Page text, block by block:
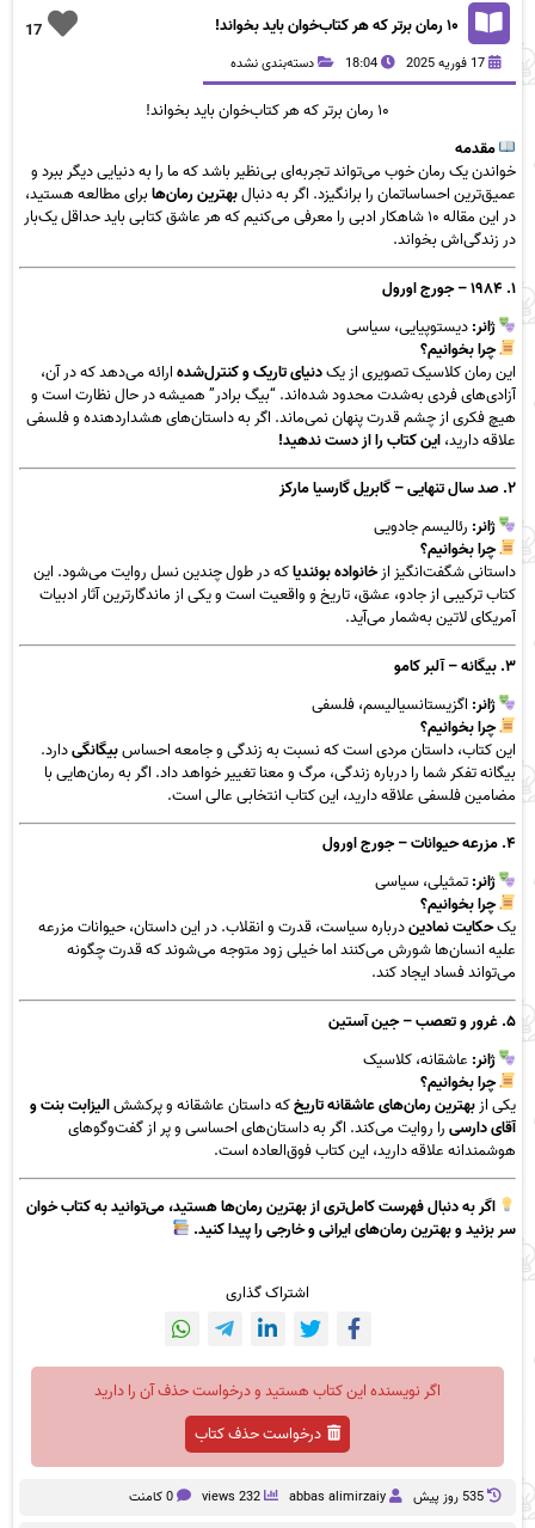
17 ۱۰ رمان برتر که هر کتاب‌خوان باید بخواند!
17 فوریه 2025 18:04 دسته‌بندی نشده
۱۰ رمان برتر که هر کتاب‌خوانباید بخواند!
مقدمه
خواندن یک رمان خوب می‌تواند تجربه‌ای بی‌نظیر باشد که ما را به دنیایی دیگر ببرد و
عمیق‌ترین احساساتمان را برانگیزد. اگر به دنبالبهترین رمان‌هابرای مطالعه هستید،
در این مقاله ۱۰ شاهکار ادبی را معرفی می‌کنیم که هر عاشق کتابی باید حداقل یک‌بار
در زندگی‌اش بخواند.
۱. ۱۹۸۴ – جورج اورول
ژانر:دیستوپیایی، سیاسی
چرا بخوانیم؟
این رمان کلاسیک تصویری از یکدنیای تاریک و کنترل‌شدهارائه می‌دهد که در آن،
آزادی‌های فردی به‌شدت محدود شده‌اند. “بیگ برادر” همیشه در حال نظارت است و
هیچ فکری از چشم قدرت پنهان نمی‌ماند. اگر به داستان‌های هشداردهنده و فلسفی
علاقه دارید،این کتاب را از دست ندهید!
۲. صد سال تنهایی – گابریل گارسیا مارکز
ژانر: رئالیسم جادویی
چرا بخوانیم؟
داستانی شگفت‌انگیز ازخانواده بوئندیاکه در طول چندین نسل روایت می‌شود. این
کتاب ترکیبی از جادو، عشق، تاریخ و واقعیت است و یکی از ماندگارترین آثار ادبیات
آمریکای لاتین به‌شمار می‌آید.
۳. بیگانه – آلبر کامو
ژانر: اگزیستانسیالیسم، فلسفی
چرا بخوانیم؟
این کتاب، داستان مردی است که نسبت به زندگی و جامعه احساسبیگانگیدارد.
بیگانه تفکر شما را درباره زندگی، مرگ و معنا تغییر خواهد داد. اگر به رمان‌هایی با
مضامین فلسفی علاقه دارید، این کتاب انتخابی عالی است.
۴. مزرعه حیوانات – جورج اورول
ژانر:تمثیلی، سیاسی
چرا بخوانیم؟
یکحکایت نمادیندرباره سیاست، قدرت و انقلاب. در این داستان، حیوانات مزرعه
علیه انسان‌ها شورش می‌کنند اما خیلی زود متوجه می‌شوند که قدرت چگونه
می‌تواند فساد ایجاد کند.
۵. غرور و تعصب – جین آستین
ژانر: عاشقانه، کلاسیک
چرا بخوانیم؟
یکی ازبهترین رمان‌های عاشقانه تاریخکه داستان عاشقانه و پرکششالیزابت بنت و
آقای دارسیرا روایت می‌کند. اگر به داستان‌های احساسی و پر از گفت‌وگوهای
هوشمندانه علاقه دارید، این کتاب فوق‌العاده است.
اگر به دنبال فهرست کامل‌تری از بهترین رمان‌ها هستید، می‌توانید بهکتاب خوان
سر بزنید و بهترین رمان‌های ایرانی و خارجی را پیدا کنید.
اشتراک گذاری
اگر نویسنده این کتاب هستید و درخواست حذف آن را دارید
درخواست حذف کتاب
535 روز پيش abbas alimirzaiy
232 views 0 کامنت